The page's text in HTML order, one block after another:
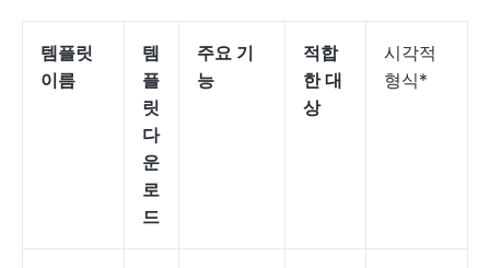
템플릿
이름
템
플
릿
다
운
로
드
주요 기
능
적합
한 대
상
시각적
형식*